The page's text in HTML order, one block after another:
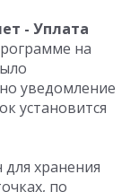
- Уплата
на
уведомление
установится
хранения
по